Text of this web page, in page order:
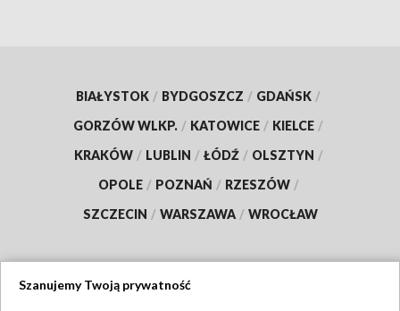
BIAŁYSTOK / BYDGOSZCZ / GDAŃSK /
GORZÓW WLKP. / KATOWICE / KIELCE /
KRAKÓW / LUBLIN / ŁÓDŹ / OLSZTYN /
OPOLE / POZNAŃ / RZESZÓW /
SZCZECIN / WARSZAWA / WROCŁAW
Szanujemy Twoją prywatność